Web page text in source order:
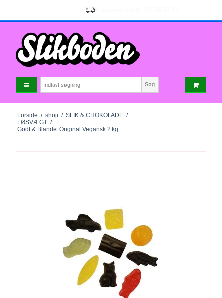
Søg
Forside / shop / SLIK & CHOKOLADE /
LØSVÆGT /
Godt & Blandet Original Vegansk 2 kg